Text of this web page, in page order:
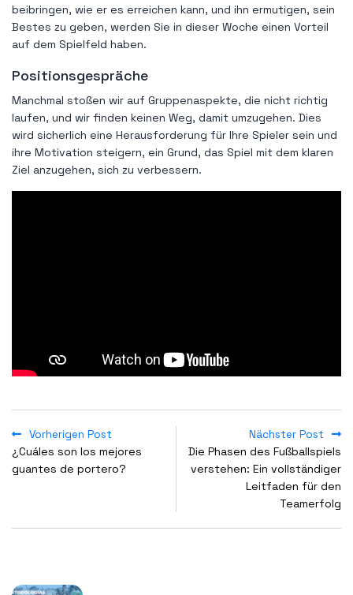
beibringen, wie er es erreichen kann, und ihn ermutigen, sein
Bestes zu geben, werden Sie in dieser Woche einen Vorteil
auf dem Spielfeld haben.
Positionsgespräche
Manchmal stoßen wir auf Gruppenaspekte, die nicht richtig
laufen, und wir finden keinen Weg, damit umzugehen. Dies
wird sicherlich eine Herausforderung für Ihre Spieler sein und
ihre Motivation steigern, ein Grund, das Spiel mit dem klaren
Ziel anzugehen, sich zu verbessern.
Vorherigen Post
¿Cuáles son los mejores
guantes de portero?
Nächster Post
Die Phasen des Fußballspiels
verstehen: Ein vollständiger
Leitfaden für den
Teamerfolg